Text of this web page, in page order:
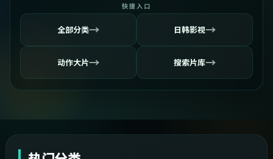
快捷入口
全部分类→ 日韩影视→
动作大片→ 搜索片库→